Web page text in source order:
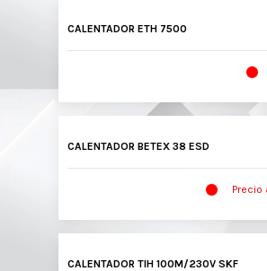
CALENTADOR ETH 7500
CALENTADOR BETEX 38 ESD
Precio
CALENTADOR TIH 100M/230V SKF